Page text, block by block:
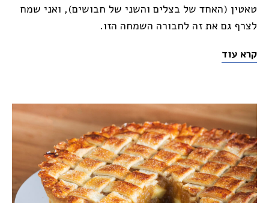
טאטין (האחד של בצלים והשני של חבושים), ואני שמח
לצרף גם את זה לחבורה השמחה הזו.
קרא עוד